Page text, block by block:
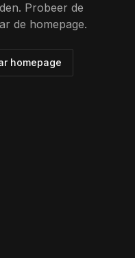
Probeer de
de homepage.
homepage